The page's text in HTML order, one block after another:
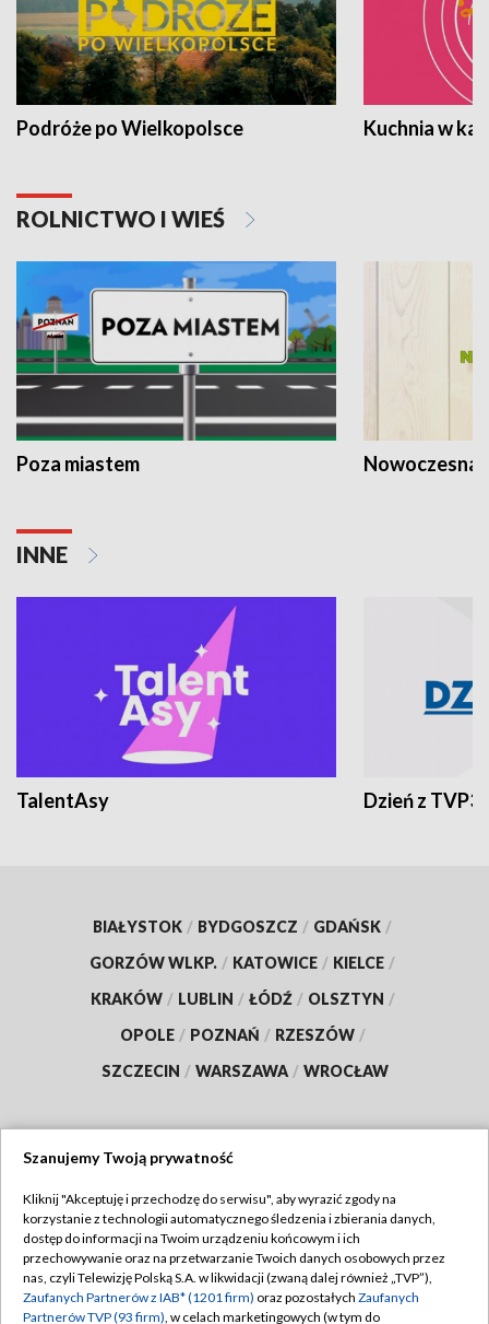
Podróże po Wielkopolsce Kuchnia w
ROLNICTWO I WIEŚ
Poza miastem Nowoczesna
INNE
TalentAsy Dzień z TVP3
BIAŁYSTOK / BYDGOSZCZ / GDAŃSK /
GORZÓW WLKP. / KATOWICE / KIELCE /
KRAKÓW / LUBLIN / ŁÓDŹ / OLSZTYN /
OPOLE / POZNAŃ / RZESZÓW /
SZCZECIN / WARSZAWA / WROCŁAW
TVP
Abonament TVP
Emisja w TVP
Regulamin TVP
Polityka prywatności
Szanujemy Twoją prywatność
Kliknij "Akceptuję i przechodzę do serwisu", aby wyrazić zgody na
korzystanie z technologii automatycznego śledzenia i zbierania danych,
dostęp do informacji na Twoim urządzeniu końcowym i ich
przechowywanie oraz na przetwarzanie Twoich danych osobowych przez
nas, czyli Telewizję Polską S.A. w likwidacji (zwaną dalej również „TVP”),
Zaufanych Partnerów z IAB* (1201 firm) oraz pozostałych Zaufanych
Partnerów TVP (93 firm), w celach marketingowych (w tym do